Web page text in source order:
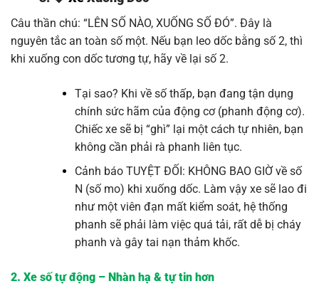
Câu thần chú: “LÊN SỐ NÀO, XUỐNG SỐ ĐÓ”. Đây là
nguyên tắc an toàn số một. Nếu bạn leo dốc bằng số 2, thì
khi xuống con dốc tương tự, hãy về lại số 2.
Tại sao? Khi về số thấp, bạn đang tận dụng
chính sức hãm của động cơ (phanh động cơ).
Chiếc xe sẽ bị “ghì” lại một cách tự nhiên, bạn
không cần phải rà phanh liên tục.
Cảnh báo TUYỆT ĐỐI: KHÔNG BAO GIỜ về số
N (số mo) khi xuống dốc. Làm vậy xe sẽ lao đi
như một viên đạn mất kiểm soát, hệ thống
phanh sẽ phải làm việc quá tải, rất dễ bị cháy
phanh và gây tai nạn thảm khốc.
2. Xe số tự động – Nhàn hạ & tự tin hơn